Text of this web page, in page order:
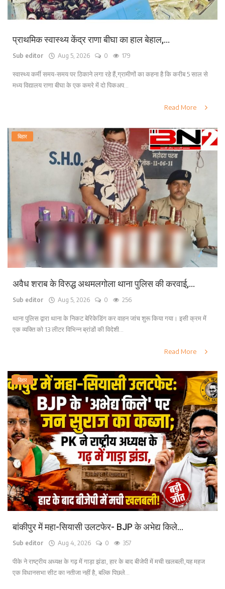
प्राथमिक स्वास्थ्य केंद्र राणा बीघा का हाल बेहाल,...
Sub editor Aug 5, 2026 0 179
स्वास्थ्य कर्मी समय-समय पर ठिकाने लगा रहे हैं,ग्रामीणों का कहना है कि करीब 5 साल से
मध्य विद्यालय राणा बीघा के एक कमरे में दो पिकअप...
Read More
बिहार
अवैध शराब के विरुद्ध अथमलगोला थाना पुलिस की करवाई,...
Sub editor Aug 5, 2026 0 256
थाना पुलिस द्वारा थाना के निकट बेरिकेडिंग कर वाहन जांच शुरू किया गया। इसी क्रम में
एक व्यक्ति को 13 लीटर विभिन्न ब्रांडों की विदेशी...
Read More
बिहार
बांकीपुर में महा-सियासी उलटफेर- BJP के अभेद्य किले...
Sub editor Aug 4, 2026 0 357
पीके ने राष्ट्रीय अध्यक्ष के गढ़ में गाड़ा झंडा, हार के बाद बीजेपी में मची खलबली,यह महज
एक विधानसभा सीट का नतीजा नहीं है, बल्कि पिछले...